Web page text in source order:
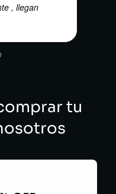
, llegan
tu